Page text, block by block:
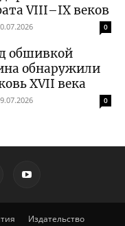
VIII–IX веков
0
обшивкой
обнаружили
XVII века
0
Издательство